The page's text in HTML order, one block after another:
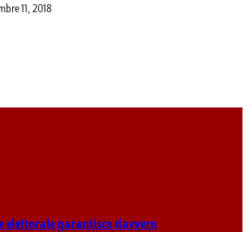
11, 2018
elettorale garantisce davvero